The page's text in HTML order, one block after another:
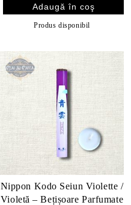
Produs disponibil
Nippon Kodo Seiun Violette /
Violetă – Bețișoare Parfumate